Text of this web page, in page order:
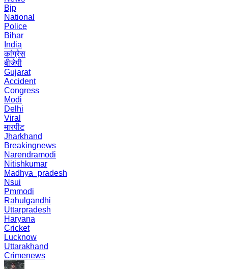
Bjp
National
Police
Bihar
India
कांग्रेस
बीजेपी
Gujarat
Accident
Congress
Modi
Delhi
Viral
मारपीट
Jharkhand
Breakingnews
Narendramodi
Nitishkumar
Madhya_pradesh
Nsui
Pmmodi
Rahulgandhi
Uttarpradesh
Haryana
Cricket
Lucknow
Uttarakhand
Crimenews